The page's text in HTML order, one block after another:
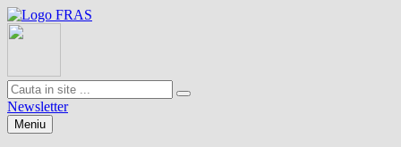
Newsletter
Meniu